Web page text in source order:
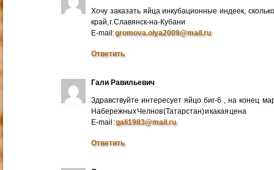
Хочу заказать яйца инкубационные индеек,
край, г. Славянск-на-Кубани
E-mail:gromova.olya2009@mail.ru
Ответить
Гали Равильевич
Здравствуйте интересует яйцо биг-6 , на конец
Набережных Челнов (Татарстан) и какая цена
E-mail :gali1983@mail.ru
Ответить